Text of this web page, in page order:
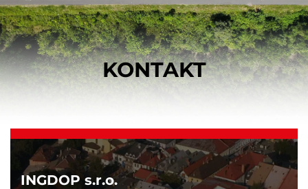
KONTAKT
INGDOP s.r.o.